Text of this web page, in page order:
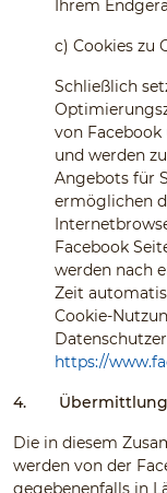
Ihrem
c) Cookies zu
Schließlich
von
und werden
Angebots für
ermöglichen
Facebook
werden nach
Zeit
Cookie-
https://
4.
Die in diesem
werden von der
gegebenenfalls in